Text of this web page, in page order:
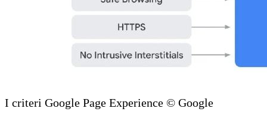
I criteri Google Page Experience © Google